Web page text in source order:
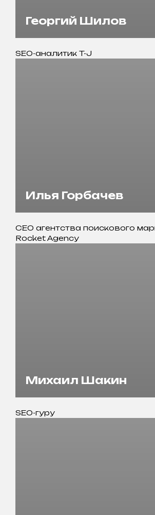
Георгий Шилов
SEO-аналитик T-J
Илья Горбачев
CEO агентства поискового
Rocket Agency
Михаил Шакин
SEO-гуру